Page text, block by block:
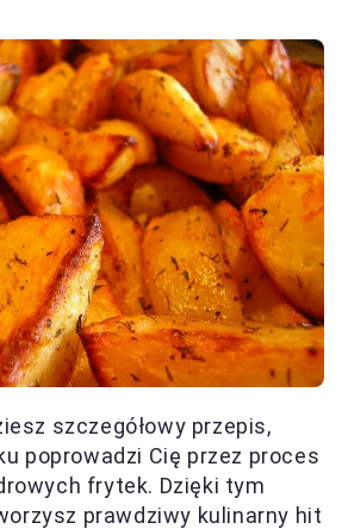
szczegółowy przepis,
poprowadzi Cię przez proces
frytek. Dzięki tym
prawdziwy kulinarny hit